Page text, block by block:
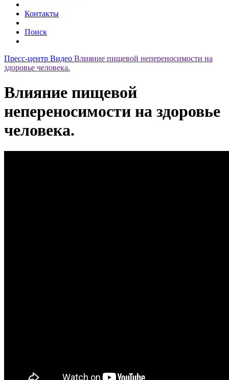
Контакты
Поиск
Пресс-центр Видео Влияние пищевой непереносимости на
здоровье человека.
Влияние пищевой
непереносимости на здоровье
человека.